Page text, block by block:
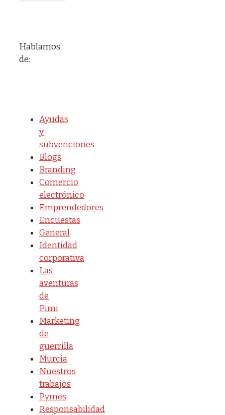
Hablamos
de:
Ayudas
y
subvenciones
Blogs
Branding
Comercio
electrónico
Emprendedores
Encuestas
General
Identidad
corporativa
Las
aventuras
de
Pimi
Marketing
de
guerrilla
Murcia
Nuestros
trabajos
Pymes
Responsabilidad